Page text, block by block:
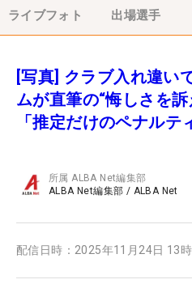
ライブフォト 出場選手
[写真] クラブ入れ違い
ムが直筆の“悔しさを
「推定だけのペナルテ
所属ALBA Net編集部
ALBA Net編集部 / ALBA Net
配信日時： 2025年11月24日 13